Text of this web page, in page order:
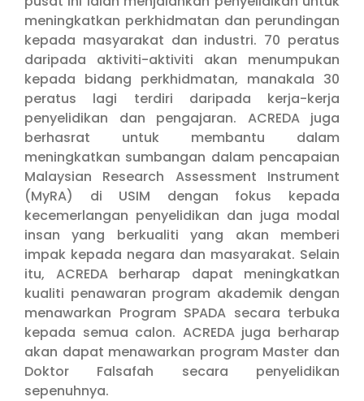
meningkatkan perkhidmatan dan perundingan
kepada masyarakat dan industri. 70 peratus
daripada aktiviti-aktiviti akan menumpukan
kepada bidang perkhidmatan, manakala 30
peratus lagi terdiri daripada kerja-kerja
penyelidikan dan pengajaran. ACREDA juga
berhasrat untuk membantu dalam
meningkatkan sumbangan dalam pencapaian
Malaysian Research Assessment Instrument
(MyRA) di USIM dengan fokus kepada
kecemerlangan penyelidikan dan juga modal
insan yang berkualiti yang akan memberi
impak kepada negara dan masyarakat. Selain
itu, ACREDA berharap dapat meningkatkan
kualiti penawaran program akademik dengan
menawarkan Program SPADA secara terbuka
kepada semua calon. ACREDA juga berharap
akan dapat menawarkan program Master dan
Doktor Falsafah secara penyelidikan
sepenuhnya.